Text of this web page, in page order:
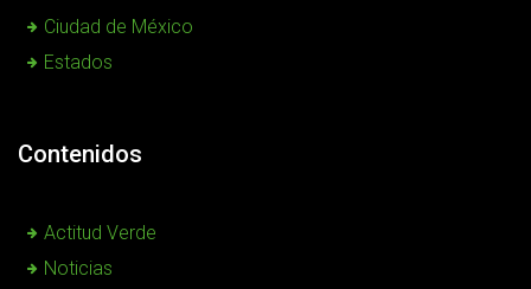
Ciudad de México
Estados
Contenidos
Actitud Verde
Noticias